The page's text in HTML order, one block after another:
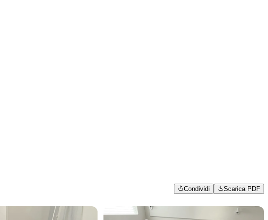
Condividi Scarica PDF